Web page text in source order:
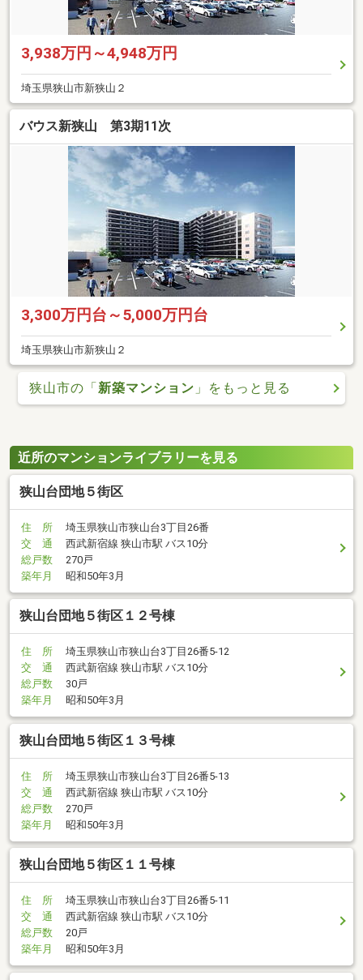
3,938万円～4,948万円
埼玉県狭山市新狭山２
バウス新狭山 第3期11次
3,300万円台～5,000万円台
埼玉県狭山市新狭山２
狭山市の「新築マンション 」をもっと見る
近所のマンションライブラリーを見る
狭山台団地５街区
住 所
埼玉県狭山市狭山台3丁目26番
交 通
西武新宿線 狭山市駅 バス10分
総戸数
270戸
築年月
昭和50年3月
狭山台団地５街区１２号棟
住 所
埼玉県狭山市狭山台3丁目26番5-12
交 通
西武新宿線 狭山市駅 バス10分
総戸数
30戸
築年月
昭和50年3月
狭山台団地５街区１３号棟
住 所
埼玉県狭山市狭山台3丁目26番5-13
交 通
西武新宿線 狭山市駅 バス10分
総戸数
270戸
築年月
昭和50年3月
狭山台団地５街区１１号棟
住 所
埼玉県狭山市狭山台3丁目26番5-11
交 通
西武新宿線 狭山市駅 バス10分
総戸数
20戸
築年月
昭和50年3月